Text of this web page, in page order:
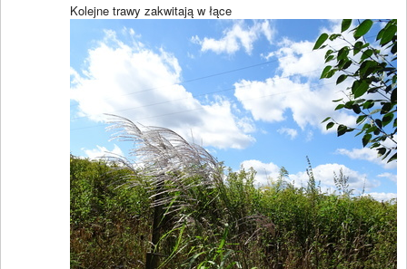
Kolejne trawy zakwitają w łące